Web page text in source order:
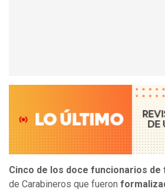
Cinco de los doce funcionarios
de Carabineros que fueron